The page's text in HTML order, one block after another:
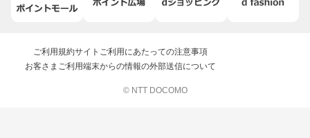
ご利用規約サイトご利用にあたっての注意事項
お客さまご利用端末からの情報の外部送信について
© NTT DOCOMO